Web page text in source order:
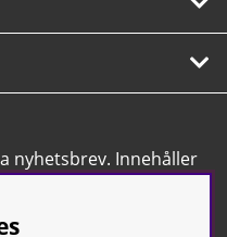
nyhetsbrev. Innehåller
erbjudanden.